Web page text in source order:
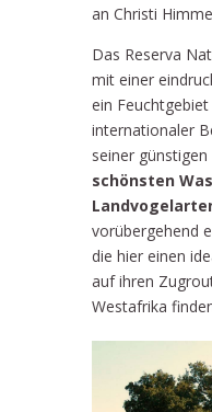
an Christi
Das Reserva
mit einer
ein
internationaler
seiner
schönsten
vorübergehend
die hier einen
auf ihren
Westafrika